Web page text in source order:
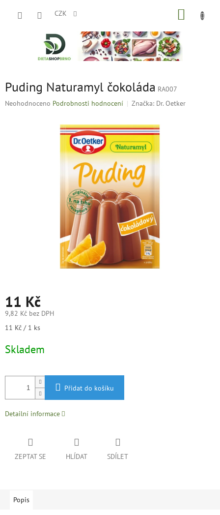
CZK
Puding Naturamyl čokoláda RA007
Průměrné
Neohodnoceno Podrobnosti hodnocení Značka: Dr. Oetker
11 Kč
9,82 Kč bez DPH
Měrná
11 Kč / 1 ks
Skladem
Přidat do košíku
Detailní informace
ZEPTAT SE HLÍDAT SDÍLET
Popis